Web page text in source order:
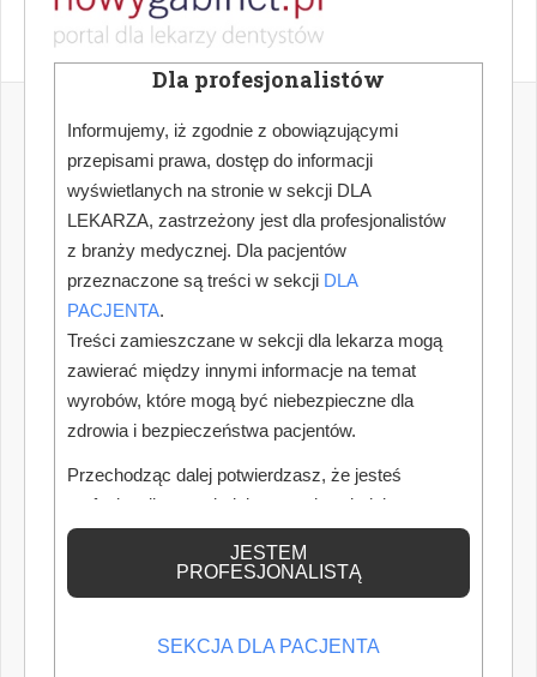
Dla profesjonalistów
Informujemy, iż zgodnie z obowiązującymi
przepisami prawa, dostęp do informacji
wyświetlanych na stronie w sekcji DLA
LEKARZA, zastrzeżony jest dla profesjonalistów
z branży medycznej. Dla pacjentów
przeznaczone są treści w sekcji DLA
PACJENTA.
Treści zamieszczane w sekcji dla lekarza mogą
zawierać między innymi informacje na temat
wyrobów, które mogą być niebezpieczne dla
zdrowia i bezpieczeństwa pacjentów.
Przechodząc dalej potwierdzasz, że jesteś
profesjonalistą posiadającym odpowiednią
wiedzę medyczną.
JESTEM
PROFESJONALISTĄ
SEKCJA DLA PACJENTA